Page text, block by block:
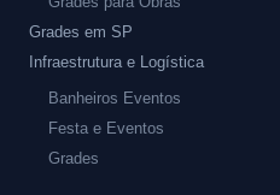
Grades em SP
Infraestrutura e Logística
Banheiros Eventos
Festa e Eventos
Grades